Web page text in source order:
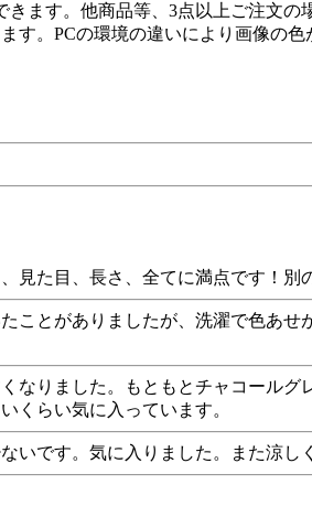
ます。他商品等、3点以上ご注文
す。PCの環境の違いにより画像の
見た目、長さ、全てに満点です！別
ことがありましたが、洗濯で色あ
なりました。もともとチャコール
くらい気に入っています。
いです。気に入りました。また涼し